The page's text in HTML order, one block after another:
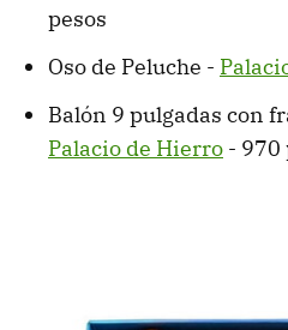
pesos
Oso de Peluche -
Balón 9 pulgadas con
Palacio de Hierro - 970